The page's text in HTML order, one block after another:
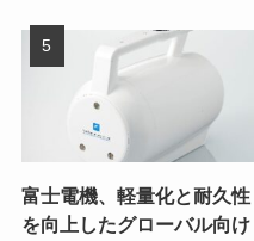
富士電機、軽量化と耐久性
を向上したグローバル向け